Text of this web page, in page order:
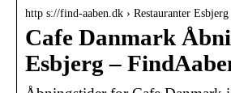
http s://find-aaben.dk › Restauranter Esbjerg
Cafe Danmark
Esbjerg –